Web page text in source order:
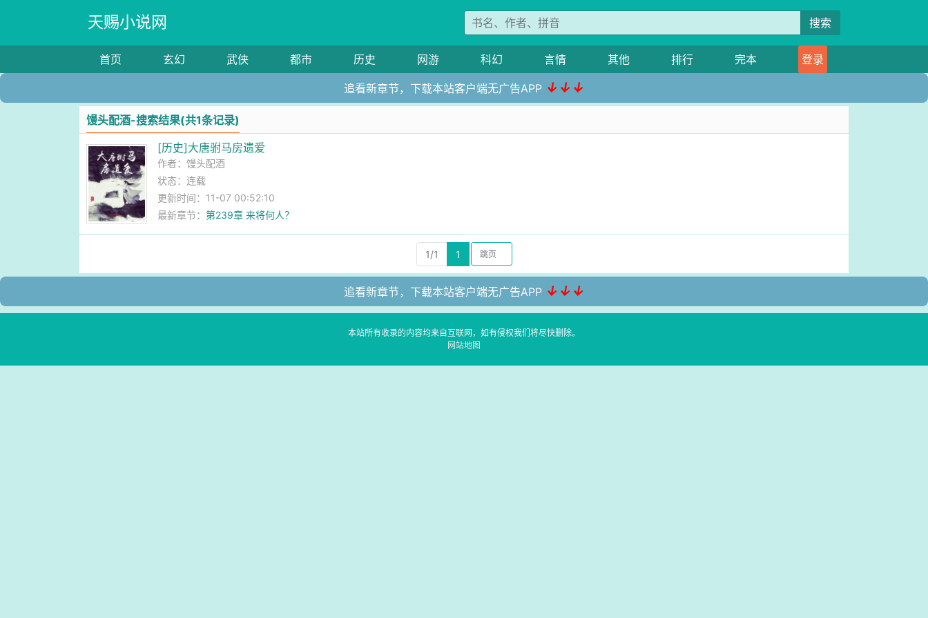
天赐小说网 搜索
首页 玄幻 武侠 都市 历史 网游 科幻 言情 其他 排行 完本 登录
追看新章节，下载本站客户端无广告APP ↓↓↓
馒头配酒-搜索结果(共1条记录)
[历史]大唐驸马房遗爱
作者：馒头配酒
状态：连载
更新时间：11-07 00:52:10
最新章节：第239章 来将何人？
1/1 1
追看新章节，下载本站客户端无广告APP ↓↓↓
本站所有收录的内容均来自互联网，如有侵权我们将尽快删除。
网站地图